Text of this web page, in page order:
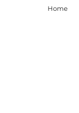
Home